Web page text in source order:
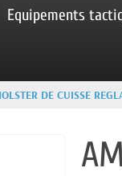
Equipements
DE CUISSE